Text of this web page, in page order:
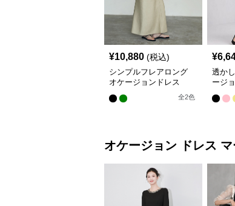
¥10,880 (税込)
シンプルフレアロング
オケージョンドレス
全2色
¥
透か
ージ
オケージョン ドレス